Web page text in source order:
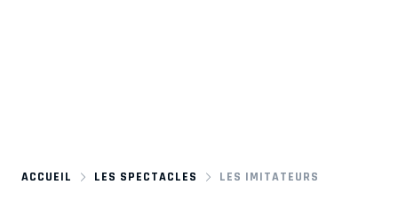
ACCUEIL LES SPECTACLES LES IMITATEURS